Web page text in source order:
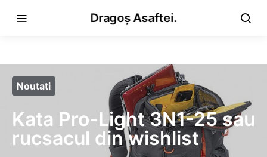
Dragoș Asaftei.
Noutati
Kata Pro-Light 3N1-25 sau
rucsacul din wishlist